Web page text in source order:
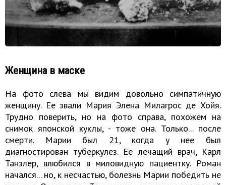
Женщина в маске
На фото слева мы видим довольно симпатичную
женщину. Ее звали Мария Элена Милагрос де Хойя.
Трудно поверить, но на фото справа, похожем на
снимок японской куклы, - тоже она. Только... после
смерти. Марии был 21, когда у нее был
диагностирован туберкулез. Ее лечащий врач, Карл
Танзлер, влюбился в миловидную пациентку. Роман
начался... но, к несчастью, болезнь Марии победить не